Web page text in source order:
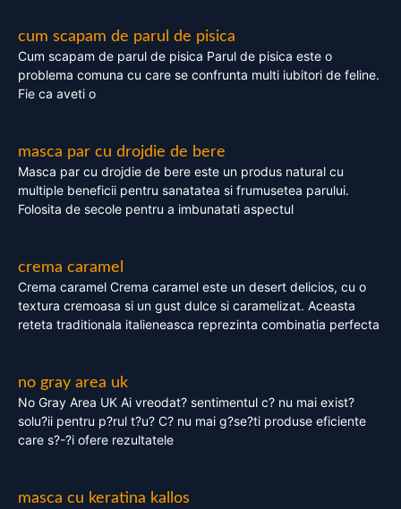
cum scapam de parul de pisica
Cum scapam de parul de pisica Parul de pisica este o
problema comuna cu care se confrunta multi iubitori de feline.
Fie ca aveti o
masca par cu drojdie de bere
Masca par cu drojdie de bere este un produs natural cu
multiple beneficii pentru sanatatea si frumusetea parului.
Folosita de secole pentru a imbunatati aspectul
crema caramel
Crema caramel Crema caramel este un desert delicios, cu o
textura cremoasa si un gust dulce si caramelizat. Aceasta
reteta traditionala italieneasca reprezinta combinatia perfecta
no gray area uk
No Gray Area UK Ai vreodat? sentimentul c? nu mai exist?
solu?ii pentru p?rul t?u? C? nu mai g?se?ti produse eficiente
care s?-?i ofere rezultatele
masca cu keratina kallos